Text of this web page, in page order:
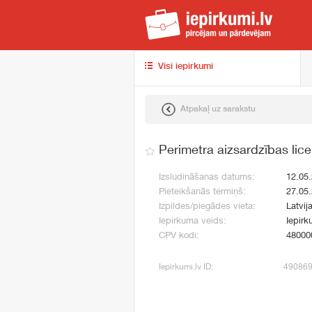
Visi iepirkumi
Atpakaļ uz sarakstu
Perimetra aizsardzības
Izsludināšanas datums:
Pieteikšanās termiņš:
Izpildes/piegādes vieta:
Iepirkuma veids:
CPV kodi:
Iepirkumi.lv ID: